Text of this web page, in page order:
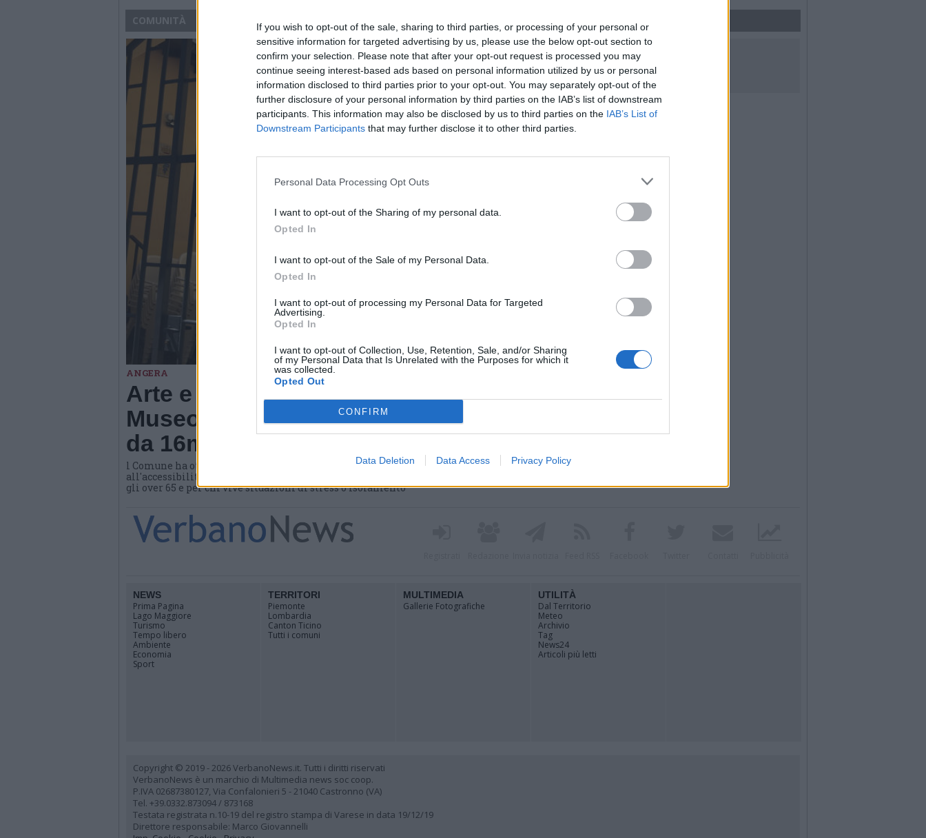
If you wish to opt-out of the sale, sharing to third parties, or processing of your personal or
sensitive information for targeted advertising by us, please use the below opt-out section to
confirm your selection. Please note that after your opt-out request is processed you may
continue seeing interest-based ads based on personal information utilized by us or personal
information disclosed to third parties prior to your opt-out. You may separately opt-out of the
further disclosure of your personal information by third parties on the IAB’s list of downstream
participants. This information may also be disclosed by us to third parties on the IAB’s List of
Downstream Participants that may further disclose it to other third parties.
Personal Data Processing Opt Outs
I want to opt-out of the Sharing of my personal data.
Opted In
I want to opt-out of the Sale of my Personal Data.
Opted In
I want to opt-out of processing my Personal Data for Targeted
Advertising.
Opted In
I want to opt-out of Collection, Use, Retention, Sale, and/or Sharing
of my Personal Data that Is Unrelated with the Purposes for which it
was collected.
Opted Out
CONFIRM
Data Deletion Data Access Privacy Policy
COMUNITÀ
ANGERA
Arte e benessere nei nuovi percorsi del
Museo di Angera grazie a un contributo
da 16mila euro
l Comune ha ottenuto un contributo da Regione Lombardia per avviare il progetto dedicato
all'accessibilità e all'invecchiamento attivo. Tre diversi percorsi di cura culturale pensati per
gli over 65 e per chi vive situazioni di stress o isolamento
SEGUICI SUI SOCIAL
NEWS
Prima Pagina
Lago Maggiore
Turismo
Tempo libero
Ambiente
Economia
Sport
TERRITORI
Piemonte
Lombardia
Canton Ticino
Tutti i comuni
MULTIMEDIA
Gallerie Fotografiche
UTILITÀ
Dal Territorio
Meteo
Archivio
Tag
News24
Articoli più letti
Copyright © 2019 - 2026 VerbanoNews.it. Tutti i diritti riservati
VerbanoNews è un marchio di Multimedia news soc coop.
P.IVA 02687380127, Via Confalonieri 5 - 21040 Castronno (VA)
Tel. +39.0332.873094 / 873168
Testata registrata n.10-19 del registro stampa di Varese in data 19/12/19
Direttore responsabile: Marco Giovannelli